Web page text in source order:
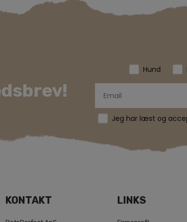
Hund
Jeg har læst og
KONTAKT LINKS